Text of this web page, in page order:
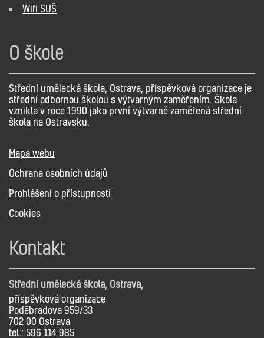
Wifi SUŠ
O škole
Střední umělecká škola, Ostrava, příspěvková organizace je
střední odbornou školou s výtvarným zaměřením. Škola
vznikla v roce 1990 jako první výtvarně zaměřená střední
škola na Ostravsku.
Mapa webu
Ochrana osobních údajů
Prohlášení o přístupnosti
Cookies
Kontakt
Střední umělecká škola, Ostrava,
příspěvková organizace
Poděbradova 959/33
702 00 Ostrava
tel.: 596 114 985